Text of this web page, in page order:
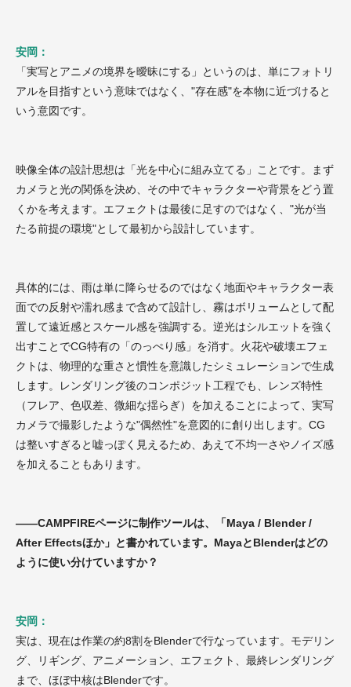
安岡：
「実写とアニメの境界を曖昧にする」というのは、単にフォトリ
アルを目指すという意味ではなく、"存在感"を本物に近づけると
いう意図です。
映像全体の設計思想は「光を中心に組み立てる」ことです。まず
カメラと光の関係を決め、その中でキャラクターや背景をどう置
くかを考えます。エフェクトは最後に足すのではなく、"光が当
たる前提の環境"として最初から設計しています。
具体的には、雨は単に降らせるのではなく地面やキャラクター表
面での反射や濡れ感まで含めて設計し、霧はボリュームとして配
置して遠近感とスケール感を強調する。逆光はシルエットを強く
出すことでCG特有の「のっぺり感」を消す。火花や破壊エフェ
クトは、物理的な重さと慣性を意識したシミュレーションで生成
します。レンダリング後のコンポジット工程でも、レンズ特性
（フレア、色収差、微細な揺らぎ）を加えることによって、実写
カメラで撮影したような"偶然性"を意図的に創り出します。CG
は整いすぎると嘘っぽく見えるため、あえて不均一さやノイズ感
を加えることもあります。
——CAMPFIREページに制作ツールは、「Maya / Blender /
After Effectsほか」と書かれています。MayaとBlenderはどの
ように使い分けていますか？
安岡：
実は、現在は作業の約8割をBlenderで行なっています。モデリン
グ、リギング、アニメーション、エフェクト、最終レンダリング
まで、ほぼ中核はBlenderです。